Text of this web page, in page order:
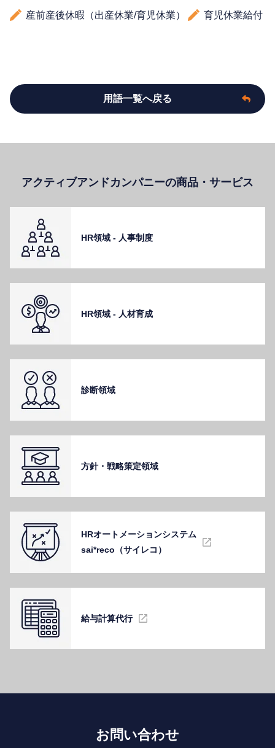
産前産後休暇（出産休業/育児休業） 育児休業給付
用語一覧へ戻る
アクティブアンドカンパニーの商品・サービス
HR領域 - ⼈事制度
HR領域 - ⼈材育成
診断領域
⽅針・戦略策定領域
HRオートメーションシステム
sai*reco（サイレコ）
給与計算代⾏
お問い合わせ